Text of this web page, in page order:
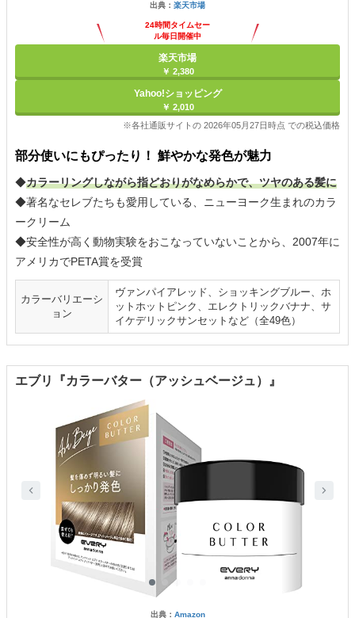
出典： 楽天市場
24時間タイムセー
ル毎日開催中
楽天市場
￥ 2,380
Yahoo!ショッピング
￥ 2,010
※各社通販サイトの 2026年05月27日時点 での税込価格
部分使いにもぴったり！ 鮮やかな発色が魅力
◆カラーリングしながら指どおりがなめらかで、ツヤのある髪に
◆著名なセレブたちも愛用している、ニューヨーク生まれのカラ
ークリーム
◆安全性が高く動物実験をおこなっていないことから、2007年に
アメリカでPETA賞を受賞
カラーバリエーシ
ョン
ヴァンパイアレッド、ショッキングブルー、ホ
ットホットピンク、エレクトリックバナナ、サ
イケデリックサンセットなど（全49色）
エブリ『カラーバター（アッシュベージュ）』
出典： Amazon